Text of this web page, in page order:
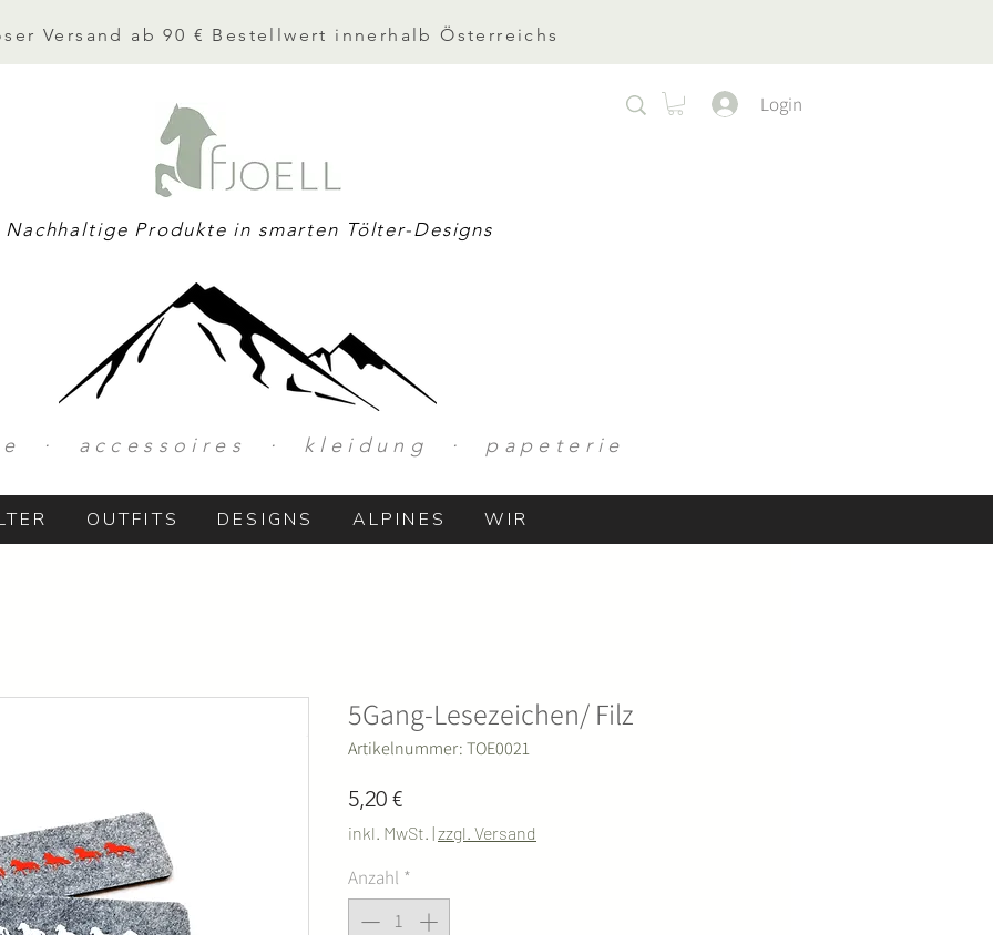
Versand ab 90 € Bestellwert innerhalb Österreichs
Nachhaltige Produkte in smarten Tölter-Designs
Login
· accessoires · kleidung · papeterie
OUTFITS DESIGNS ALPINES WIR
5Gang-Lesezeichen/ Filz
Artikelnummer: TOE0021
5,20 €Preis
inkl. MwSt. |zzgl. Versand
Anzahl *